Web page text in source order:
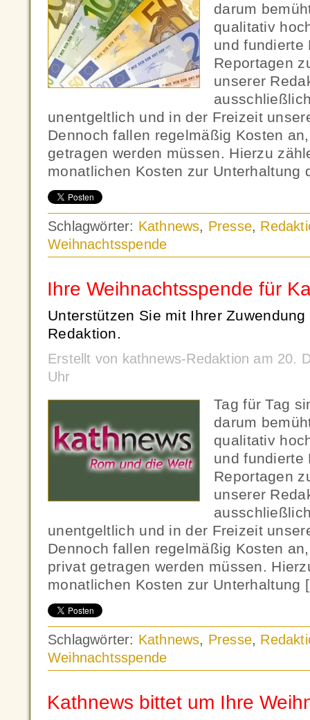
darum
qualitativ
und fundierte
Reportagen
unserer
unentgeltlich und in der Freizeit
Dennoch fallen regelmäßig Kosten
getragen werden müssen. Hierzu
monatlichen Kosten zur Unterhaltung
Schlagwörter: Kathnews, Presse,
Weihnachtsspende
Ihre Weihnachtsspende für
Unterstützen Sie mit Ihrer
Redaktion.
Erstellt von kathnews-Redaktion am 20.
Uhr
Tag für Tag
darum
qualitativ
und fundierte
Reportagen
unserer
unentgeltlich und in der Freizeit
Dennoch fallen regelmäßig Kosten
privat getragen werden müssen.
monatlichen Kosten zur Unterhaltung
Schlagwörter: Kathnews, Presse,
Weihnachtsspende
Kathnews bittet um Ihre